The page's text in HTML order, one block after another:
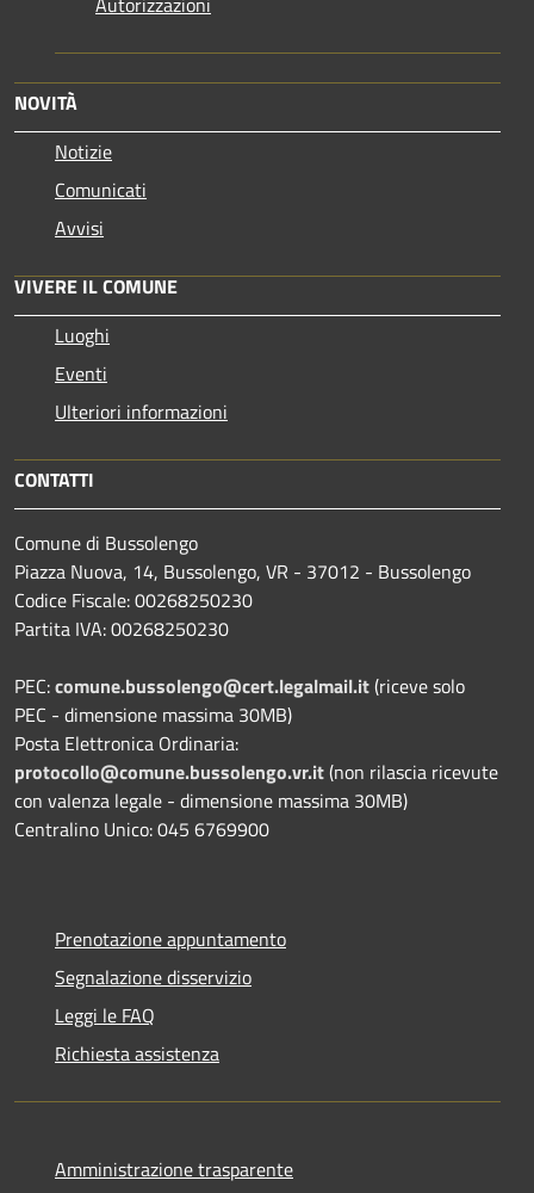
NOVITÀ
Notizie
Comunicati
Avvisi
VIVERE IL COMUNE
Luoghi
Eventi
Ulteriori informazioni
CONTATTI
Comune di Bussolengo
Piazza Nuova, 14, Bussolengo, VR - 37012 - Bussolengo
Codice Fiscale: 00268250230
Partita IVA: 00268250230
PEC:comune.bussolengo@cert.legalmail.it(riceve solo
PEC - dimensione massima 30MB)
Posta Elettronica Ordinaria:
protocollo@comune.bussolengo.vr.it(non rilascia ricevute
con valenza legale - dimensione massima 30MB)
Centralino Unico: 045 6769900
Prenotazione appuntamento
Segnalazione disservizio
Leggi le FAQ
Richiesta assistenza
Amministrazione trasparente